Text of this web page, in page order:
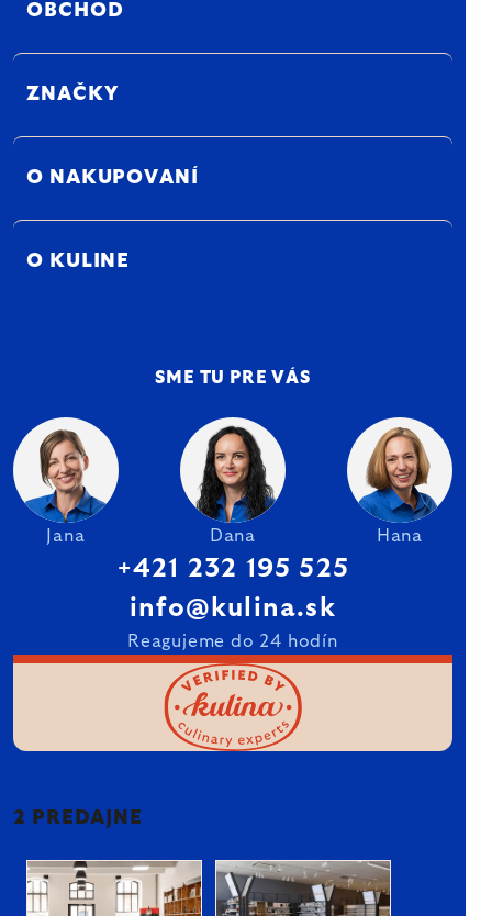
OBCHOD
ZNAČKY
O NAKUPOVANÍ
O KULINE
SME TU PRE VÁS
Jana Dana Hana
+421 232 195 525
info@kulina.sk
Reagujeme do 24 hodín
2 PREDAJNE